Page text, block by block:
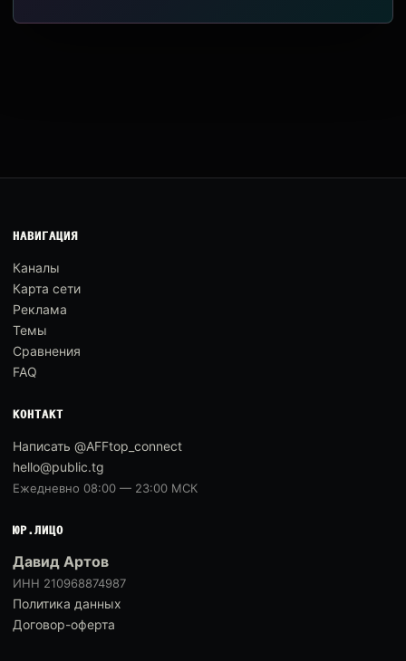
НАВИГАЦИЯ
Каналы
Карта сети
Реклама
Темы
Сравнения
FAQ
КОНТАКТ
Написать @AFFtop_connect
hello@public.tg
Ежедневно 08:00 — 23:00 МСК
ЮР.ЛИЦО
Давид Артов
ИНН 210968874987
Политика данных
Договор-оферта